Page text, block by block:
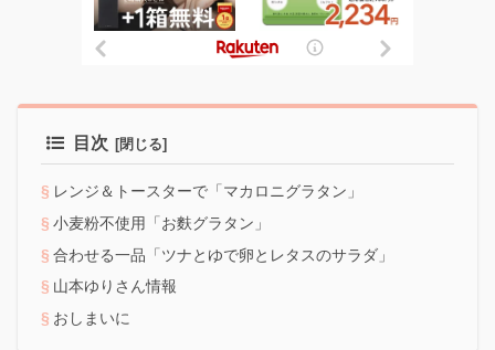
目次
レンジ＆トースターで「マカロニグラタン」
小麦粉不使用「お麩グラタン」
合わせる一品「ツナとゆで卵とレタスのサラダ」
山本ゆりさん情報
おしまいに